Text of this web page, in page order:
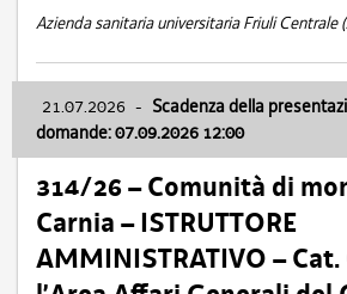
Azienda sanitaria universitaria Friuli Centrale
21.07.2026 - Scadenza della
domande: 07.09.2026 12:00
314/26 – Comunità di
Carnia – ISTRUTTORE
AMMINISTRATIVO – Cat.